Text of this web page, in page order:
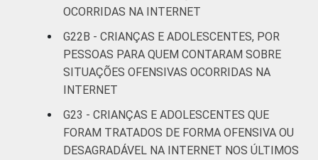
OCORRIDAS NA INTERNET
G22B - CRIANÇAS E ADOLESCENTES, POR
PESSOAS PARA QUEM CONTARAM SOBRE
SITUAÇÕES OFENSIVAS OCORRIDAS NA
INTERNET
G23 - CRIANÇAS E ADOLESCENTES QUE
FORAM TRATADOS DE FORMA OFENSIVA OU
DESAGRADÁVEL NA INTERNET NOS ÚLTIMOS